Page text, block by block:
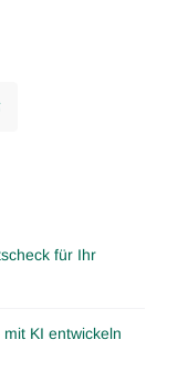
für Ihr
KI entwickeln